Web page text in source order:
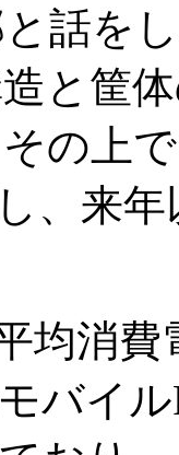
と話を
と筐
の上
、来
均消費
バイ